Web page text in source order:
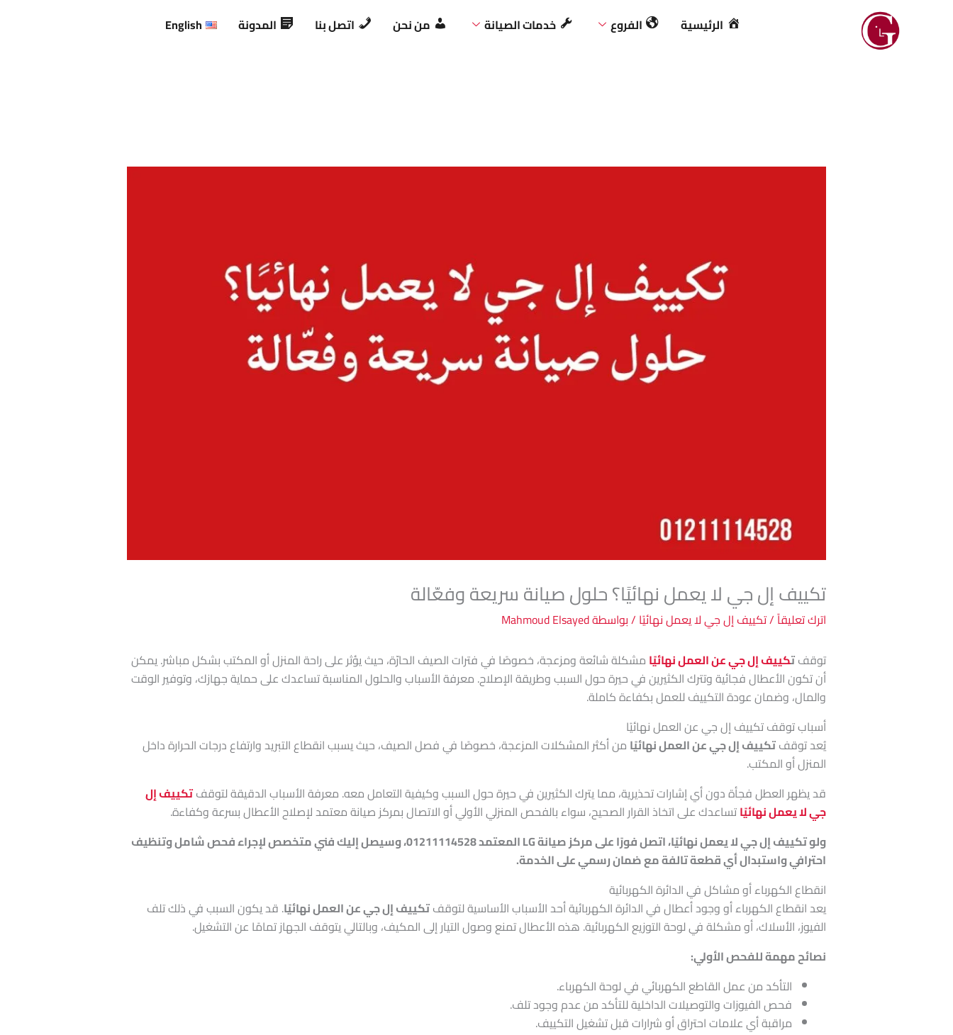
الرئيسية الفروع خدمات الصيانة من نحن اتصل بنا المدونة English
تكييف إل جي لا يعمل نهائيًا؟ حلول صيانة سريعة وفعّالة
اترك تعليقاً/تكييف إل جي لا يعمل نهائيًا / بواسطةMahmoud Elsayed
توقفتكييف إل جي عن العمل نهائيًا مشكلة شائعة ومزعجة، خصوصًا في فترات الصيف الحارّة، حيث يؤثر على راحة المنزل أو المكتب بشكل مباشر. يمكن
أن تكون الأعطال فجائية وتترك الكثيرين في حيرة حول السبب وطريقة الإصلاح. معرفة الأسباب والحلول المناسبة تساعدك على حماية جهازك، وتوفير الوقت
والمال، وضمان عودة التكييف للعمل بكفاءة كاملة.
أسباب توقف تكييف إل جي عن العمل نهائيًا
يُعد توقفتكييف إل جي عن العمل نهائيًا من أكثر المشكلات المزعجة، خصوصًا في فصل الصيف، حيث يسبب انقطاع التبريد وارتفاع درجات الحرارة داخل
المنزل أو المكتب.
قد يظهر العطل فجأة دون أي إشارات تحذيرية، مما يترك الكثيرين في حيرة حول السبب وكيفية التعامل معه. معرفة الأسباب الدقيقة لتوقفتكييف إل
جي لا يعمل نهائيًاتساعدك على اتخاذ القرار الصحيح، سواء بالفحص المنزلي الأولي أو الاتصال بمركز صيانة معتمد لإصلاح الأعطال بسرعة وكفاءة.
ولو تكييف إل جي لا يعمل نهائيًا، اتصل فورًا على مركز صيانة LG المعتمد 01211114528، وسيصل إليك فني متخصص لإجراء فحص شامل وتنظيف
احترافي واستبدال أي قطعة تالفة مع ضمان رسمي على الخدمة.
انقطاع الكهرباء أو مشاكل في الدائرة الكهربائية
يعد انقطاع الكهرباء أو وجود أعطال في الدائرة الكهربائية أحد الأسباب الأساسية لتوقفتكييف إل جي عن العمل نهائيًا. قد يكون السبب في ذلك تلف
الفيوز، الأسلاك، أو مشكلة في لوحة التوزيع الكهربائية. هذه الأعطال تمنع وصول التيار إلى المكيف، وبالتالي يتوقف الجهاز تمامًا عن التشغيل.
نصائح مهمة للفحص الأولي:
التأكد من عمل القاطع الكهربائي في لوحة الكهرباء.
فحص الفيوزات والتوصيلات الداخلية للتأكد من عدم وجود تلف.
مراقبة أي علامات احتراق أو شرارات قبل تشغيل التكييف.